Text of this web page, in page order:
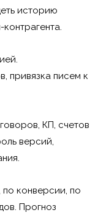
историю
привязка писем к
КП, счетов
версий,
конверсии, по
Прогноз